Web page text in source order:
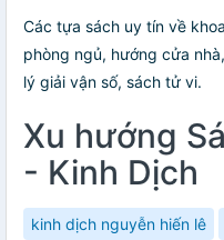
Các tựa sách uy tín về
phòng ngủ, hướng cửa
lý giải vận số, sách tử vi.
Xu hướng
- Kinh Dịch
kinh dịch nguyễn hiến lê